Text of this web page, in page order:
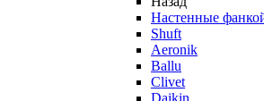
Настенные
Shuft
Aeronik
Ballu
Clivet
Daikin